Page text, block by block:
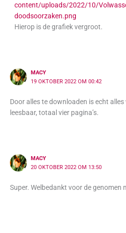
content/uploads/2022/10/
doodsoorzaken.png
Hierop is de grafiek vergroot.
MACY
19 OKTOBER 2022 OM 00:42
Door alles te downloaden is echt
leesbaar, totaal vier pagina’s.
MACY
20 OKTOBER 2022 OM 13:50
Super. Welbedankt voor de genomen